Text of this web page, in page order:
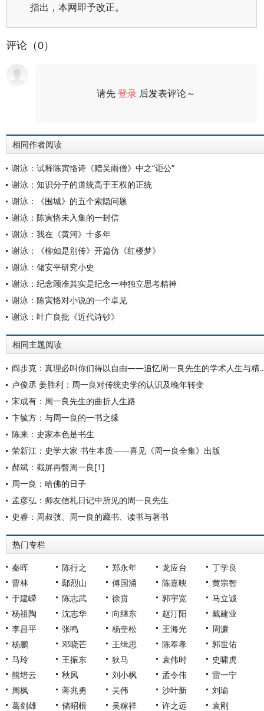
指出，本网即予改正。
评论（0）
请先登录 后发表评论～
相同作者阅读
谢泳：试释陈寅恪诗《赠吴雨僧》中之“讵公”
谢泳：知识分子的道统高于王权的正统
谢泳：《围城》的五个索隐问题
谢泳：陈寅恪未入集的一封信
谢泳：我在《黄河》十多年
谢泳：《柳如是别传》开篇仿《红楼梦》
谢泳：储安平研究小史
谢泳：纪念顾准其实是纪念一种独立思考精神
谢泳：陈寅恪对小说的一个卓见
谢泳：叶广良批《近代诗钞》
相同主题阅读
阎步克：真理必叫你们得以自
卢俊丞 姜胜利：周一良对传统史学的认识及晚年转变
宋成有：周一良先生的曲折人生路
卞毓方：与周一良的一书之缘
陈来：史家本色是书生
荣新江：史学大家 书生本质——喜见《周一良全集》出版
郝斌：截屏再瞥周一良[1]
周一良：哈佛的日子
孟彦弘：师友信札日记中所见的周一良先生
史睿：周叔弢、周一良的藏书、读书与著书
热门专栏
秦晖 陈行之 郑永年 龙应台
丁学良
曹林
鄢烈山 傅国涌 陈嘉映
黄宗智
于建嵘
陈志武 徐贲 郭宇宽
马立诚
杨祖陶
沈志华 向继东 赵汀阳
戴建业
李昌平
张鸣 杨奎松 王海光
周濂
杨鹏
邓晓芒 王缉思 陈奉孝
郭世佑
马玲
王振东 狄马 袁伟时
史啸虎
熊培云
秋风 刘小枫 孟令伟
雷一宁
周枫
蒋兆勇 吴伟 沙叶新
刘瑜
葛剑雄
储昭根 吴稼祥 许之远 袁刚